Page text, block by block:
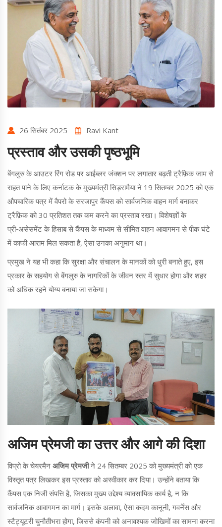
26 सितंबर 2025 Ravi Kant
प्रस्ताव और उसकी पृष्ठभूमि
बेंगलुरु के आउटर रिंग रोड पर आईब्लर जंक्शन पर लगातार बढ़ती ट्रैफ़िक जाम से
राहत पाने के लिए कर्नाटक के मुख्यमंत्री सिड़रामैया ने 19 सितम्बर 2025 को एक
औपचारिक पत्र में वैपरो के सरजापुर कैंपस को सार्वजनिक वाहन मार्ग बनाकर
ट्रैफ़िक को 30 प्रतिशत तक कम करने का प्रस्ताव रखा। विशेषज्ञों के
प्री‑असेसमेंट के हिसाब से कैंपस के माध्यम से सीमित वाहन आवागमन से पीक घंटे
में काफी आराम मिल सकता है, ऐसा उनका अनुमान था।
प्रमुख ने यह भी कहा कि सुरक्षा और संचालन के मानकों को धुरी बनाते हुए, इस
प्रकार के सहयोग से बेंगलुरु के नागरिकों के जीवन स्तर में सुधार होगा और शहर
को अधिक रहने योग्य बनाया जा सकेगा।
अजिम प्रेमजी का उत्तर और आगे की दिशा
विप्रो के चेयरमैन अजिम प्रेमजीने 24 सितम्बर 2025 को मुख्यमंत्री को एक
विस्तृत पत्र लिखकर इस प्रस्ताव को अस्वीकार कर दिया। उन्होंने बताया कि
कैंपस एक निजी संपत्ति है, जिसका मुख्य उद्देश्य व्यावसायिक कार्य है, न कि
सार्वजनिक आवागमन का मार्ग। इसके अलावा, ऐसा कदम कानूनी, गवर्नेंस और
स्टैट्यूटरी चुनौतीभरा होगा, जिससे कंपनी को अनावश्यक जोखिमों का सामना करना